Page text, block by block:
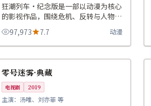
狂潮列车·纪念版是一部以动漫为核心
的影视作品，围绕危机、反转与人物成
长展开，整体节奏紧凑，值得推荐观
看。97,973 7.7 动漫
中国
热播 99:11
零号迷雾·典藏
电视剧 2019
主演： 汤唯、刘亦菲 等